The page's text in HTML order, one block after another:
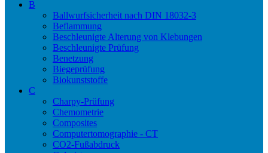
B
Ballwurfsicherheit nach DIN 18032-3
Beflammung
Beschleunigte Alterung von Klebungen
Beschleunigte Prüfung
Benetzung
Biegeprüfung
Biokunststoffe
C
Charpy-Prüfung
Chemometrie
Composites
Computertomographie - CT
CO2-Fußabdruck